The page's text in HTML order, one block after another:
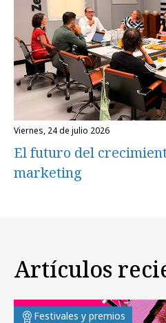
viernes, 24 de julio 2026
El futuro del
marketing
Artículos
Festivales y premios